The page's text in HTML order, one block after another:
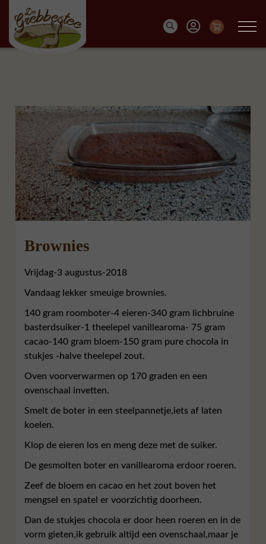
Brownies
Vrijdag-3 augustus-2018
Vandaag lekker smeuige brownies.
140 gram roomboter-4 eieren-340 gram lichbruine
basterdsuiker-1 theelepel vanillearoma- 75 gram
cacao-140 gram bloem-150 gram pure chocola in
stukjes -halve theelepel zout.
Oven voorverwarmen op 170 graden en een
ovenschaal invetten.
Smelt de boter in een steelpannetje,iets af laten
koelen.
Klop de eieren los en meng deze met de suiker.
De gesmolten boter en vanillearoma erdoor roeren.
Zeef de bloem en cacao en het zout boven het
mengsel en spatel er voorzichtig doorheen.
Dan de stukjes chocola er door heen roeren en in de
vorm gieten,ik gebruik altijd een ovenschaal,maar je